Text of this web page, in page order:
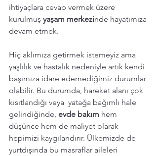
ihtiyaçlara cevap vermek üzere
kurulmuş yaşam merkezinde hayatımıza
devam etmek.
Hiç aklımıza getirmek istemeyiz ama
yaşlılık ve hastalık nedeniyle artık kendi
başımıza idare edemediğimiz durumlar
olabilir. Bu durumda, hareket alanı çok
kısıtlandığı veya  yatağa bağımlı hale
gelindiğinde, evde bakım hem
düşünce hem de maliyet olarak
hepimizi kaygılandırır. Ülkemizde de
yurtdışında bu masraflar aileleri